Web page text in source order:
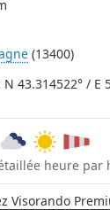
(13400)
N 43.314522° / E
heure par
Visorando